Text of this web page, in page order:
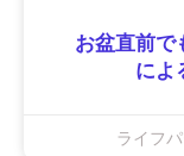
お盆直前で
によ
ライフ